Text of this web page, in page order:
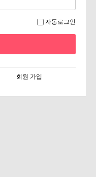
자동로그인
회원 가입